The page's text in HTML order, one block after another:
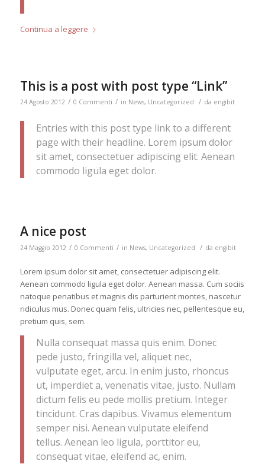
Continua a leggere
This is a post with post type “Link”
24 Agosto 2012 / 0 Commenti / in News, Uncategorized / da engibit
Entries with this post type link to a different
page with their headline. Lorem ipsum dolor
sit amet, consectetuer adipiscing elit. Aenean
commodo ligula eget dolor.
A nice post
24 Maggio 2012 / 0 Commenti / in News, Uncategorized / da engibit
Lorem ipsum dolor sit amet, consectetuer adipiscing elit.
Aenean commodo ligula eget dolor. Aenean massa. Cum sociis
natoque penatibus et magnis dis parturient montes, nascetur
ridiculus mus. Donec quam felis, ultricies nec, pellentesque eu,
pretium quis, sem.
Nulla consequat massa quis enim. Donec
pede justo, fringilla vel, aliquet nec,
vulputate eget, arcu. In enim justo, rhoncus
ut, imperdiet a, venenatis vitae, justo. Nullam
dictum felis eu pede mollis pretium. Integer
tincidunt. Cras dapibus. Vivamus elementum
semper nisi. Aenean vulputate eleifend
tellus. Aenean leo ligula, porttitor eu,
consequat vitae, eleifend ac, enim.